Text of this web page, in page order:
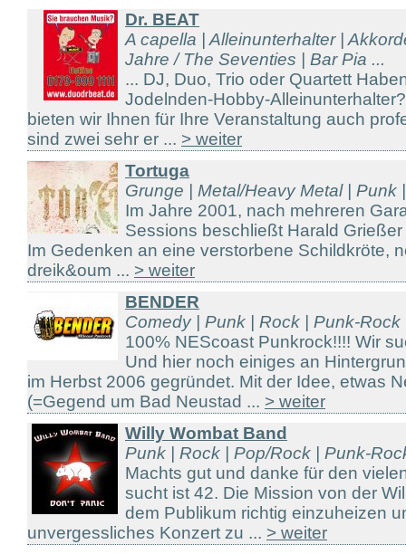
Dr. BEAT
A capella | Alleinunterhalter |
Jahre / The Seventies | Bar Pia ...
... DJ, Duo, Trio oder Quartett
Jodelnden-Hobby-
bieten wir Ihnen für Ihre Veranstaltung auch
sind zwei sehr er ... > weiter
Tortuga
Grunge | Metal/Heavy Metal | Punk
Im Jahre 2001, nach mehreren
Sessions beschließt Harald
Im Gedenken an eine verstorbene Schildkröte,
dreik&oum ... > weiter
BENDER
Comedy | Punk | Rock | Punk-Rock
100% NEScoast Punkrock!!!! Wir
Und hier noch einiges an
im Herbst 2006 gegründet. Mit der Idee, etwas
(=Gegend um Bad Neustad ... > weiter
Willy Wombat Band
Punk | Rock | Pop/Rock | Punk-
Machts gut und danke für den
sucht ist 42. Die Mission von der
dem Publikum richtig einzuheizen
unvergessliches Konzert zu ... > weiter